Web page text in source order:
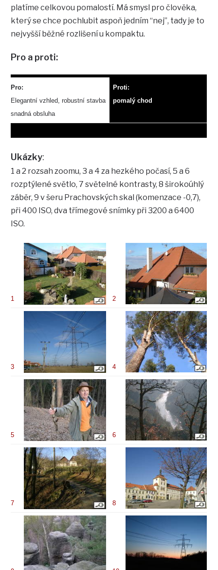
platíme celkovou pomalostí. Má smysl pro člověka,
který se chce pochlubit aspoň jedním “nej”, tady je to
nejvyšší běžné rozlišení u kompaktu.
Pro a proti:
Pro:
Elegantní vzhled, robustní stavba
snadná obsluha
Proti:
pomalý chod
Ukázky:
1 a 2 rozsah zoomu, 3 a 4 za hezkého počasí, 5 a 6
rozptýlené světlo, 7 světelné kontrasty, 8 širokoúhlý
záběr, 9 v šeru Prachovských skal (komenzace -0,7),
při 400 ISO, dva třímegové snímky při 3200 a 6400
ISO.
1 2
3 4
5 6
7 8